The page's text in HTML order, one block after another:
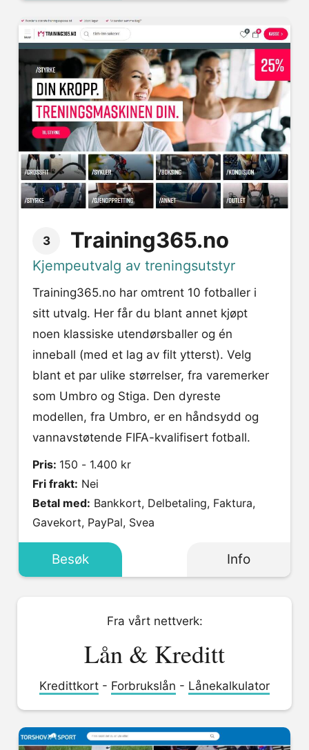
3 Training365.no
Kjempeutvalg av treningsutstyr
Training365.no har omtrent 10 fotballer i
sitt utvalg. Her får du blant annet kjøpt
noen klassiske utendørsballer og én
inneball (med et lag av filt ytterst). Velg
blant et par ulike størrelser, fra varemerker
som Umbro og Stiga. Den dyreste
modellen, fra Umbro, er en håndsydd og
vannavstøtende FIFA-kvalifisert fotball.
Pris: 150 - 1.400 kr
Fri frakt: Nei
Betal med:
Gavekort, PayPal, Svea
Besøk Info
Fra vårt nettverk:
Lån & Kreditt
Kredittkort - Forbrukslån - Lånekalkulator